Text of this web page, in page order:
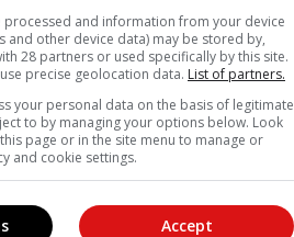
and information from your device
and other device data) may be stored by,
28 partners or used specifically by this site.
precise geolocation data. List of partners.
your personal data on the basis of legitimate
to by managing your options below. Look
page or in the site menu to manage or
and cookie settings.
Accept